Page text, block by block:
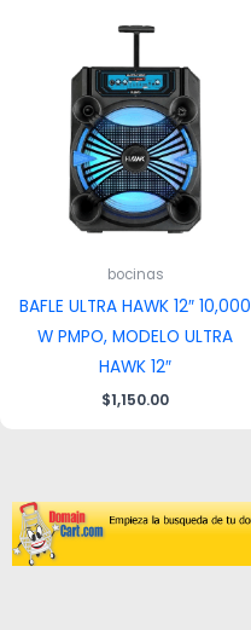
bocinas
BAFLE ULTRA HAWK 12″ 10,000
W PMPO, MODELO ULTRA
HAWK 12″
$1,150.00